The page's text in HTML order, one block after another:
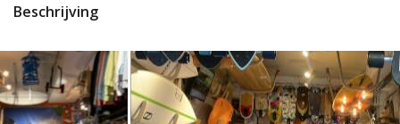
Beschrijving